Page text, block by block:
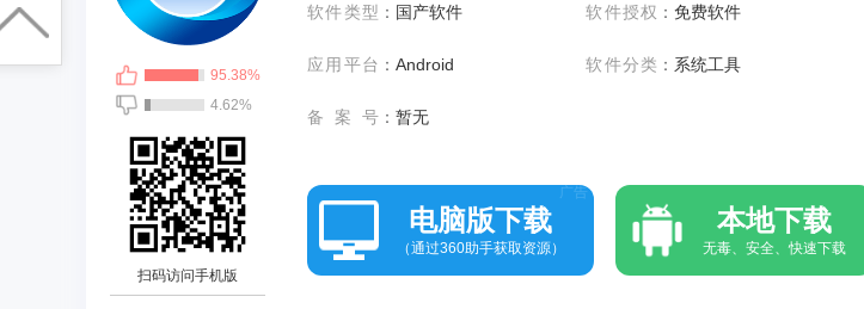
95.38%
4.62%
扫码访问手机版
软件类型 ： 国产软件 软件授权 ：免费软件
应用平台 ： Android 软件分类 ： 系统工具
备案号 ： 暂无
电脑版下载
（通过360助手获取资源）
广告
本地下载
无毒、安全、快速下载